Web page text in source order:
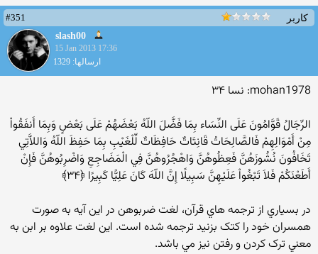
کاربر
#351
slash00
15 Jan 2013 17:36
ارسالها: 1329
mohan1978: نسا ۳۴
الرِّجَالُ قَوَّامُونَ عَلَى النِّسَاء بِمَا فَضَّلَ اللّهُ بَعْضَهُمْ عَلَى بَعْضٍ وَبِمَا أَنفَقُواْ
مِنْ أَمْوَالِهِمْ فَالصَّالِحَاتُ قَانِتَاتٌ حَافِظَاتٌ لِّلْغَيْبِ بِمَا حَفِظَ اللّهُ وَاللاَّتِي
تَخَافُونَ نُشُوزَهُنَّ فَعِظُوهُنَّ وَاهْجُرُوهُنَّ فِي الْمَضَاجِعِ وَاضْرِبُوهُنَّ فَإِنْ
أَطَعْنَكُمْ فَلاَ تَبْغُواْ عَلَيْهِنَّ سَبِيلًا إِنَّ اللّهَ كَانَ عَلِيًّا كَبِيرًا ﴿۳۴﴾
در بسياري از ترجمه هاي قرآن، لغت ضربوهن در اين آيه به صورت
همسران خود را کتک بزنيد ترجمه شده است. اين لغت علاوه بر ابن به
معني ترک کردن و رفتن نيز مي باشد.